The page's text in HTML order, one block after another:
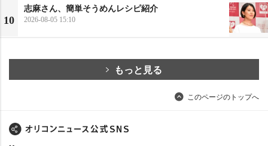
10
志麻さん、簡単そうめんレシピ紹介
2026-08-05 15:10
もっと見る
このページのトップへ